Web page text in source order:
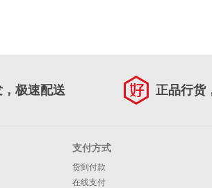
极速配送 正品行货
支付方式
货到付款
在线支付